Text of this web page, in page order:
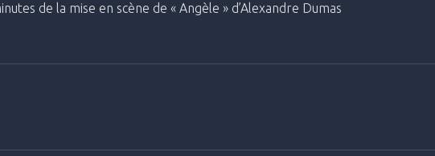
de la mise en scène de « Angèle » d’Alexandre Dumas